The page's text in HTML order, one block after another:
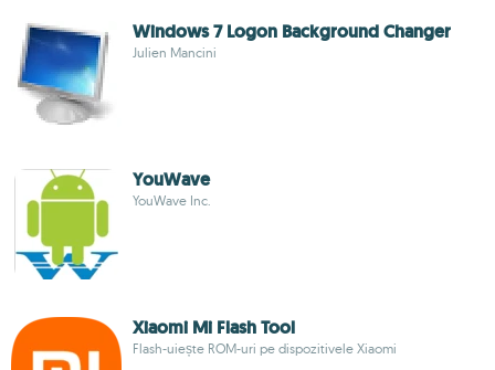
Windows 7 Logon Background Changer
Julien Mancini
YouWave
YouWave Inc.
Xiaomi Mi Flash Tool
Flash-uiește ROM-uri pe dispozitivele Xiaomi